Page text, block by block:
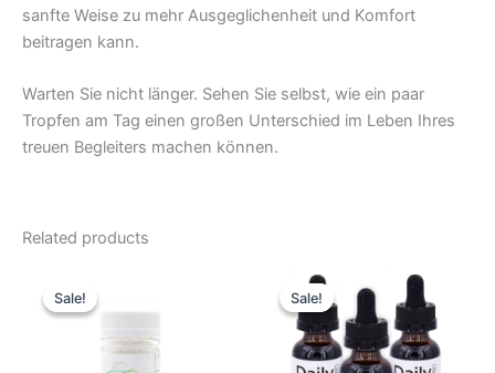
sanfte Weise zu mehr Ausgeglichenheit und Komfort
beitragen kann.
Warten Sie nicht länger. Sehen Sie selbst, wie ein paar
Tropfen am Tag einen großen Unterschied im Leben Ihres
treuen Begleiters machen können.
Related products
Sale!
Sale!price
was:
is:
Sale!
Sale!price
was:
272,61 €.
Current
price
is:
246,65 €.